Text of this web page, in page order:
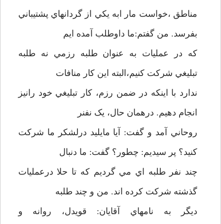
مناطق ،خواست مار ابه يکي از گردانهاي پشتيباني
بفرسد. من گفتم:ما داوطلب آمده ايم
که در عمليات به عنوان طلبه رزمي نه طلبه
تبليغي شرکت کنيم،البته اين کار منافات
ندارد با اينکه در ضمن رزم، کار تبليغي خود رانيز
انجام دهيم. درهمان حال، يک نفنر
روحاني آمد و گفت: آيا مايليد درلشکر ما شرکت
کنيد؟ پر سيديم: چطور؟ گفت: ما دنبال
چند نفر طلبه اي مي گرديم که تا حلا درعمليات
گذشته شرکت کرده اند. من و چند طلبه
ديگر به نامهاي آقايان: قويدل، روانه و